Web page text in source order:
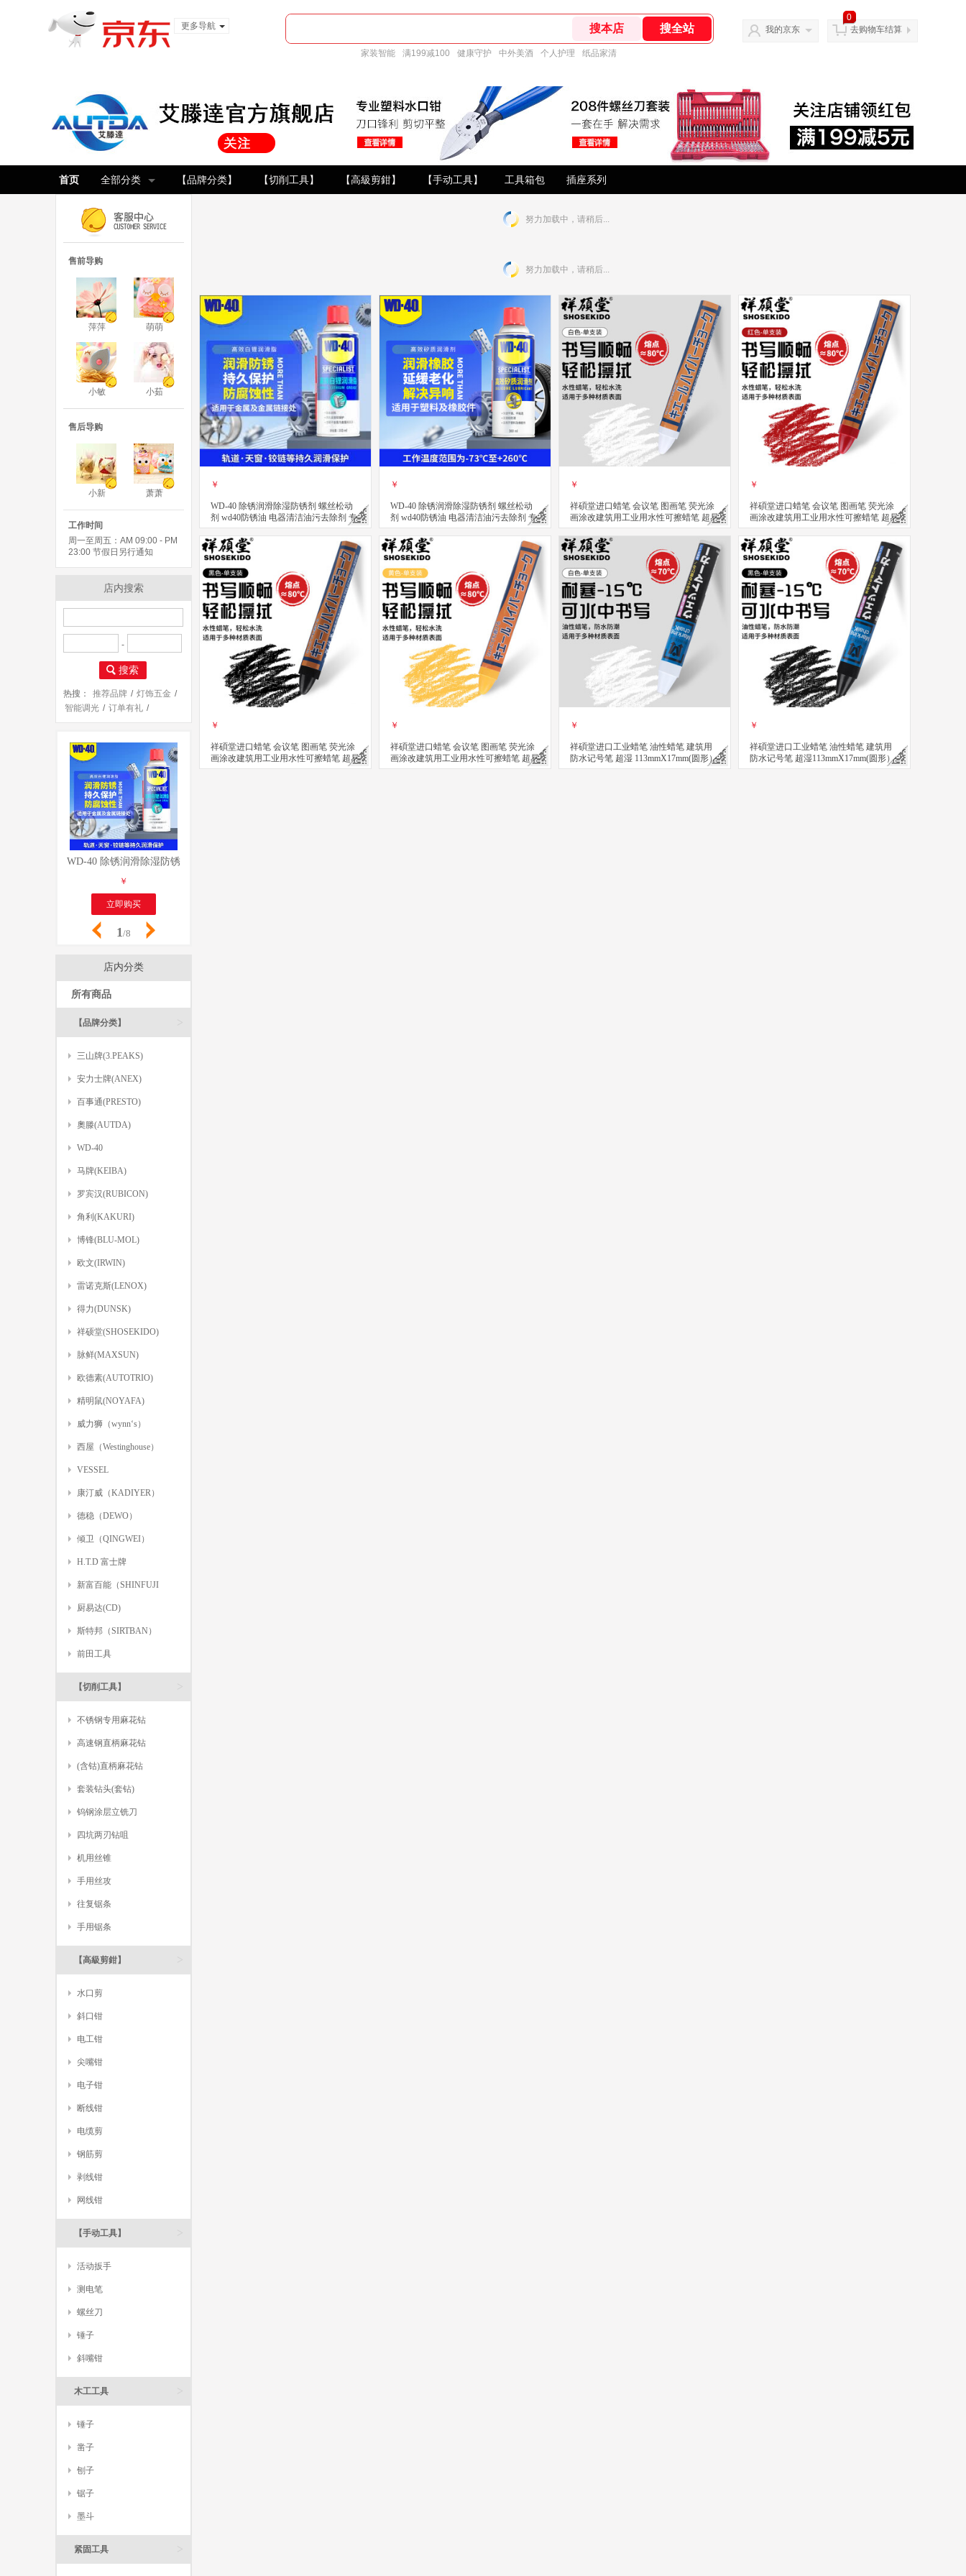
更多导航
家装智能 满199减100 健康守护 中外美酒 个人护理 纸品家清
我的京东
0
去购物车结算
首页 全部分类 【品牌分类】 【切削工具】 【高級剪鉗】 【手动工具】 工具箱包 插座系列
售前导购
萍萍 萌萌
小敏 小茹
售后导购
小新 萧萧
工作时间
周一至周五：AM 09:00 - PM
23:00 节假日另行通知
店内搜索
-
搜索
热搜： 推荐品牌 / 灯饰五金 /
智能调光 / 订单有礼 /
安装服务 /
1/8
WD-40 除锈润滑除湿防锈剂 螺丝松动剂 wd40防锈油 电器清洁油污去除剂 专效型高效白锂润滑脂 360ml
￥
立即购买
店内分类
所有商品
【品牌分类】
三山牌(3.PEAKS)
安力士牌(ANEX)
百事通(PRESTO)
奧滕(AUTDA)
WD-40
马牌(KEIBA)
罗宾汉(RUBICON)
角利(KAKURI)
博锋(BLU-MOL)
欧文(IRWIN)
雷诺克斯(LENOX)
得力(DUNSK)
祥硕堂(SHOSEKIDO)
脉鲜(MAXSUN)
欧德素(AUTOTRIO)
精明鼠(NOYAFA)
威力狮（wynn‘s）
西屋（Westinghouse）
VESSEL
康汀威（KADIYER）
德稳（DEWO）
倾卫（QINGWEI）
H.T.D 富士牌
新富百能（SHINFUJI
BURNER）
厨易达(CD)
斯特邦（SIRTBAN）
前田工具
【切削工具】
不锈钢专用麻花钻
高速钢直柄麻花钻
(含钴)直柄麻花钻
套装钻头(套钻)
钨钢涂层立铣刀
四坑两刃钻咀
机用丝锥
手用丝攻
往复锯条
手用锯条
【高級剪鉗】
水口剪
斜口钳
电工钳
尖嘴钳
电子钳
断线钳
电缆剪
钢筋剪
剥线钳
网线钳
【手动工具】
活动扳手
测电笔
螺丝刀
锤子
斜嘴钳
木工工具
锤子
凿子
刨子
锯子
墨斗
紧固工具
努力加载中，请稍后...
努力加载中，请稍后...
￥
WD-40 除锈润滑除湿防锈剂 螺丝松动
剂 wd40防锈油 电器清洁油污去除剂 专
效型高效白锂润滑脂 360ml
立即购买
￥
WD-40 除锈润滑除湿防锈剂 螺丝松动
剂 wd40防锈油 电器清洁油污去除剂 专
效型高效矽质润滑剂 360ml
立即购买
￥
祥碩堂进口蜡笔 会议笔 图画笔 荧光涂
画涂改建筑用工业用水性可擦蜡笔 超易
擦 110mmX14mm 白色(单支装）
立即购买
￥
祥碩堂进口蜡笔 会议笔 图画笔 荧光涂
画涂改建筑用工业用水性可擦蜡笔 超易
擦 110mmX14mm 赤红色(单支装）
立即购买
￥
祥碩堂进口蜡笔 会议笔 图画笔 荧光涂
画涂改建筑用工业用水性可擦蜡笔 超易
擦 110mmX14mm 黑色(单支装）
￥
祥碩堂进口蜡笔 会议笔 图画笔 荧光涂
画涂改建筑用工业用水性可擦蜡笔 超易
擦 110mmX14mm 黄色(单支装）
￥
祥碩堂进口工业蜡笔 油性蜡笔 建筑用
防水记号笔 超湿 113mmX17mm(圆形）
白色
￥
祥碩堂进口工业蜡笔 油性蜡笔 建筑用
防水记号笔 超湿113mmX17mm(圆形）
黑色